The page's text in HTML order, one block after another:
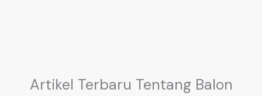
Artikel Terbaru Tentang Balon